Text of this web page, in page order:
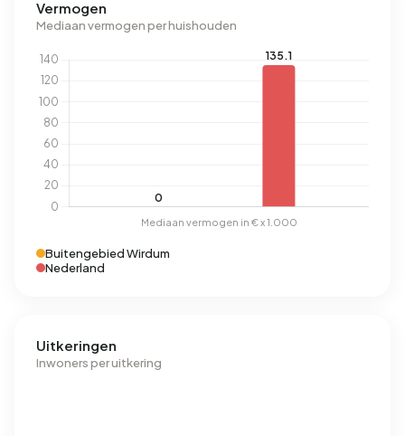
Vermogen
Mediaan vermogen per huishouden
Buitengebied Wirdum
Nederland
Uitkeringen
Inwoners per uitkering